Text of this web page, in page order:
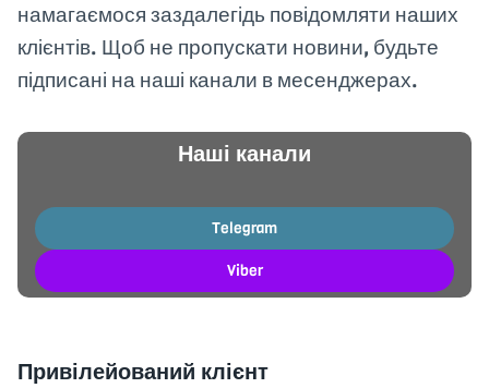
намагаємося заздалегідь повідомляти наших
клієнтів. Щоб не пропускати новини, будьте
підписані на наші канали в месенджерах.
Наші канали
Telegram
Viber
Привілейований клієнт